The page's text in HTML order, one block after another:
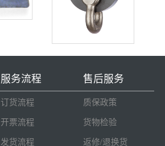
服务流程
订货流程
开票流程
发货流程
售后服务
质保政策
货物检验
返修/退换货